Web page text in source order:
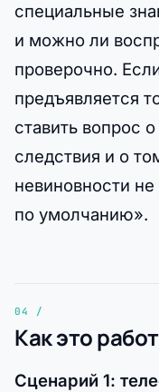
специальные
и можно ли
проверочно.
предъявляется
ставить вопрос
следствия и о
невиновности
по умолчанию».
Как это
Сценарий 1: